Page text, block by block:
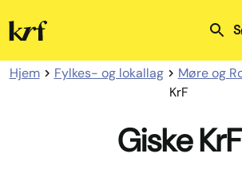
Kristelig
Folkeparti
Hjem Fylkes- og lokallag Møre og
KrF
Giske KrF